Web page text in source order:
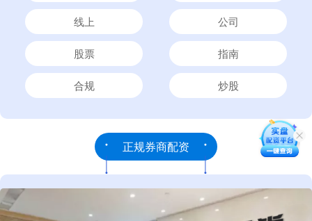
线上 公司
股票 指南
合规 炒股
正规券商配资